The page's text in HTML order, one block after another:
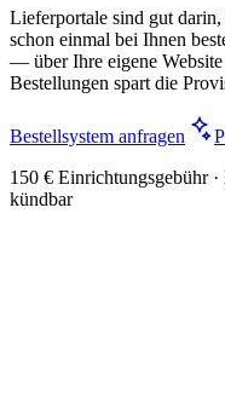
Lieferportale sind gut darin,
schon einmal bei Ihnen
— über Ihre eigene
Bestellungen spart die
Bestellsystem anfragen
150 € Einrichtungsgebühr
kündbar